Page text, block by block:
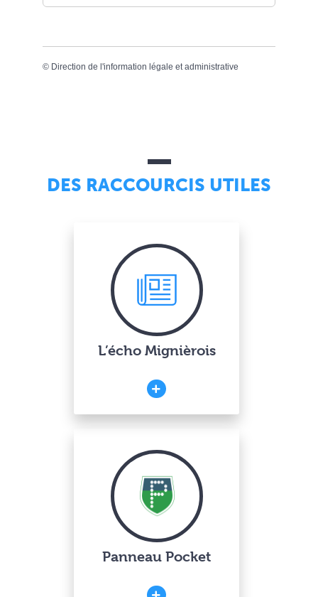
© Direction de l'information légale et administrative
DES RACCOURCIS UTILES
L’écho Mignièrois
Panneau Pocket